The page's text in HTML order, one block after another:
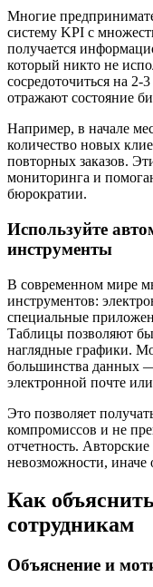
Многие
систему KPI с
получается
который никто не
сосредоточиться на
отражают состояние
Например, в начале
количество новых
повторных заказов.
мониторинга и
бюрократии.
Используйте
инструменты
В современном мире
инструментов:
специальные
Таблицы позволяют
наглядные графики.
большинства данных
электронной почте
Это позволяет
компромиссов и не
отчетность.
невозможности, иначе
Как
сотрудникам
Объяснение и